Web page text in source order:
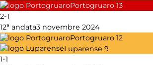
Portogruaro 13
2-1
12ª andata3 novembre 2024
Portogruaro 12
Luparense 9
1-1